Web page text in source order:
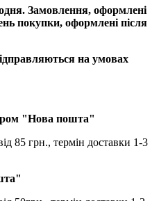
Замовлення, оформлені
покупки, оформлені після
на умовах
"Нова пошта"
85 грн., термін доставки 1-3